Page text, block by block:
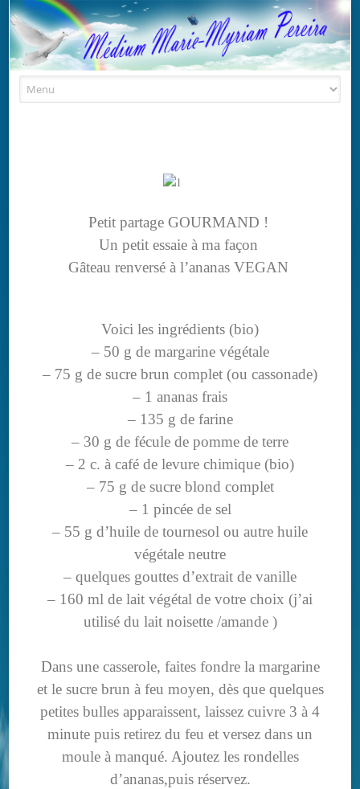
Petit partage GOURMAND !
Un petit essaie à ma façon
Gâteau renversé à l’ananas VEGAN
Voici les ingrédients (bio)
– 50 g de margarine végétale
– 75 g de sucre brun complet (ou cassonade)
– 1 ananas frais
– 135 g de farine
– 30 g de fécule de pomme de terre
– 2 c. à café de levure chimique (bio)
– 75 g de sucre blond complet
– 1 pincée de sel
– 55 g d’huile de tournesol ou autre huile
végétale neutre
– quelques gouttes d’extrait de vanille
– 160 ml de lait végétal de votre choix (j’ai
utilisé du lait noisette /amande )
Dans une casserole, faites fondre la margarine
et le sucre brun à feu moyen, dès que quelques
petites bulles apparaissent, laissez cuivre 3 à 4
minute puis retirez du feu et versez dans un
moule à manqué. Ajoutez les rondelles
d’ananas,puis réservez.